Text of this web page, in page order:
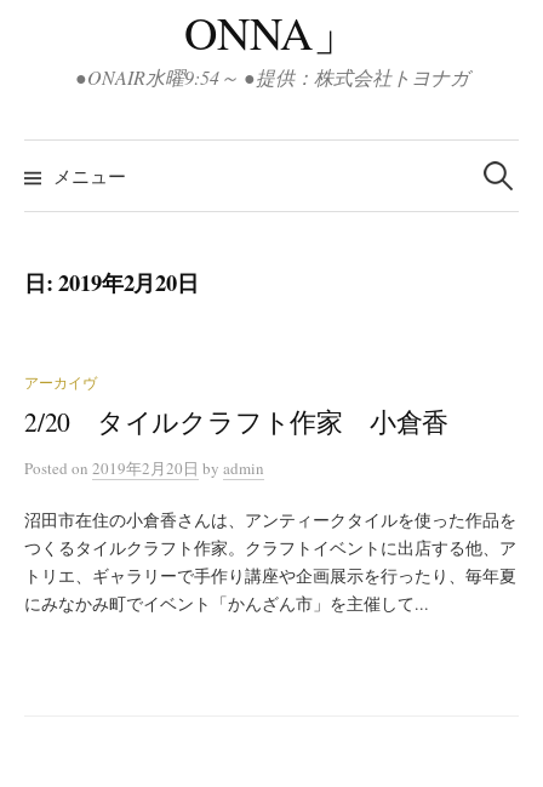
ONNA」
●ONAIR水曜9:54～ ●提供：株式会社トヨナガ
メニュー
検
索:
日:2019年2月20日
アーカイヴ
2/20 タイルクラフト作家 小倉香
Posted on 2019年2月20日 by admin
沼田市在住の小倉香さんは、アンティークタイルを使った作品を
つくるタイルクラフト作家。クラフトイベントに出店する他、ア
トリエ、ギャラリーで手作り講座や企画展示を行ったり、毎年夏
にみなかみ町でイベント「かんざん市」を主催して...